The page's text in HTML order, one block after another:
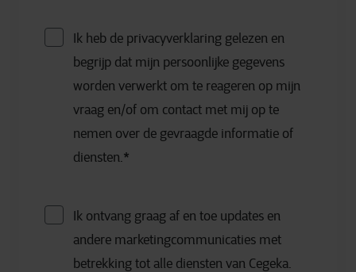
Ik heb de privacyverklaring gelezen en
begrijp dat mijn persoonlijke gegevens
worden verwerkt om te reageren op mijn
vraag en/of om contact met mij op te
nemen over de gevraagde informatie of
diensten.*
Ik ontvang graag af en toe updates en
andere marketingcommunicaties met
betrekking tot alle diensten van Cegeka.